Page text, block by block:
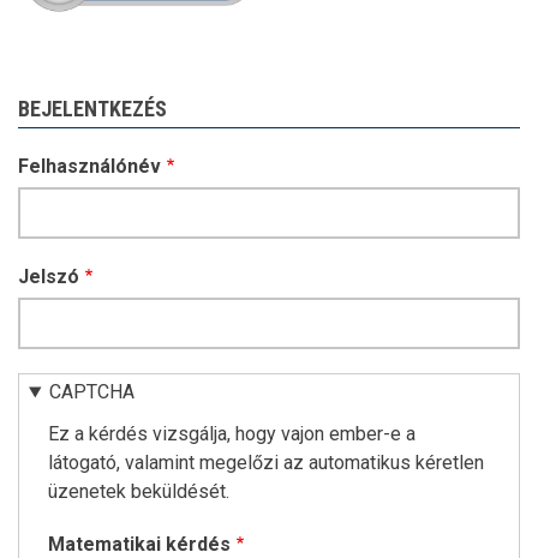
BEJELENTKEZÉS
Felhasználónév
Jelszó
CAPTCHA
Ez a kérdés vizsgálja, hogy vajon ember-e a
látogató, valamint megelőzi az automatikus kéretlen
üzenetek beküldését.
Matematikai kérdés